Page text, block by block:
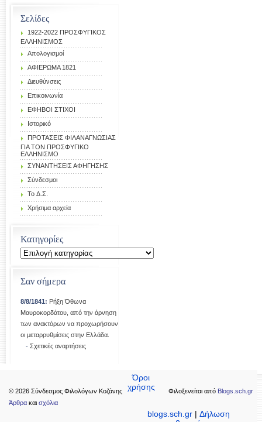
Σελίδες
1922-2022 ΠΡΟΣΦΥΓΙΚΟΣ
ΕΛΛΗΝΙΣΜΟΣ
Απολογισμοί
ΑΦΙΕΡΩΜΑ 1821
Διευθύνσεις
Επικοινωνία
ΕΦΗΒΟΙ ΣΤΙΧΟΙ
Ιστορικό
ΠΡΟΤΑΣΕΙΣ ΦΙΛΑΝΑΓΝΩΣΙΑΣ
ΓΙΑ ΤΟΝ ΠΡΟΣΦΥΓΙΚΟ
ΕΛΛΗΝΙΣΜΟ
ΣΥΝΑΝΤΗΣΕΙΣ ΑΦΗΓΗΣΗΣ
Σύνδεσμοι
Το Δ.Σ.
Χρήσιμα αρχεία
Κατηγορίες
Κατηγορίες
Σαν σήμερα
8/8/1841: Ρήξη Όθωνα 
Μαυροκορδάτου, από την άρνηση
των ανακτόρων να προχωρήσουν
οι μεταρρυθμίσεις στην Ελλάδα.
- Σχετικές αναρτήσεις
© 2026 Σύνδεσμος Φιλολόγων Κοζάνης
Άρθρα και σχόλια
Φιλοξενείται από Blogs.sch.gr
Όροι
χρήσης
blogs.sch.gr| Δήλωση